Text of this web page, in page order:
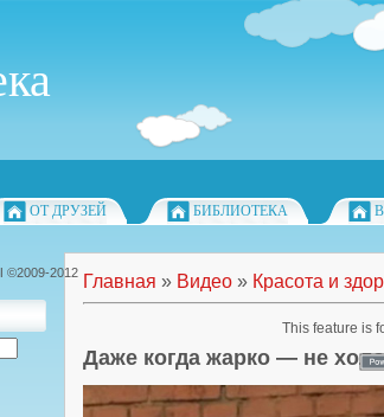
ОТ ДРУЗЕЙ БИБЛИОТЕКА
Главная » Видео » Красота и
Даже когда жарко — не
2012
This feature is